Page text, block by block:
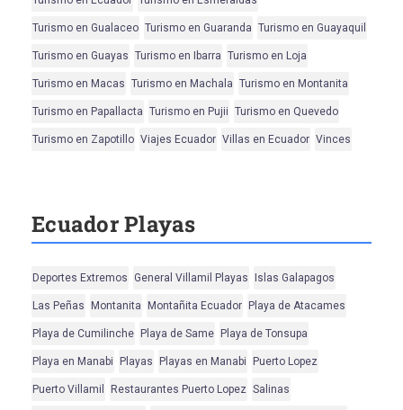
Turismo en Gualaceo Turismo en Guaranda Turismo en Guayaquil
Turismo en Guayas Turismo en Ibarra Turismo en Loja
Turismo en Macas Turismo en Machala Turismo en Montanita
Turismo en Papallacta Turismo en Pujii Turismo en Quevedo
Turismo en Zapotillo Viajes Ecuador Villas en Ecuador Vinces
Ecuador Playas
Deportes Extremos General Villamil Playas Islas Galapagos
Las Peñas Montanita Montañita Ecuador Playa de Atacames
Playa de Cumilinche Playa de Same Playa de Tonsupa
Playa en Manabi Playas Playas en Manabi Puerto Lopez
Puerto Villamil Restaurantes Puerto Lopez Salinas